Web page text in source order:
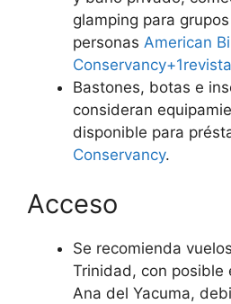
glamping para
personas American
Bastones, botas e
consideran
disponible para
Conservancy.
Acceso
Se recomienda
Trinidad, con posible
Ana del Yacuma,